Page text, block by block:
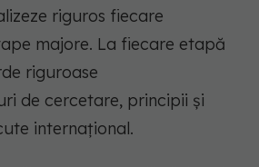
riguros fiecare
majore. La fiecare etapă
riguroase
de cercetare, principii și
internațional.